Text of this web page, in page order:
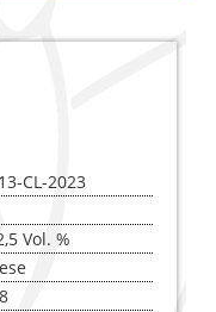
CL-2023
Vol. %